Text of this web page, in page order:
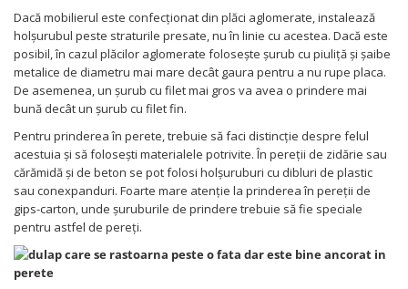
Produse Sub 50 Lei
Resigilate
Dacă mobilierul este confecționat din plăci aglomerate, instalează
holșurubul peste straturile presate, nu în linie cu acestea. Dacă este
posibil, în cazul plăcilor aglomerate folosește șurub cu piuliță și șaibe
metalice de diametru mai mare decât gaura pentru a nu rupe placa.
De asemenea, un șurub cu filet mai gros va avea o prindere mai
bună decât un șurub cu filet fin.
Pentru prinderea în perete, trebuie să faci distincție despre felul
acestuia și să folosești materialele potrivite. În pereții de zidărie sau
cărămidă și de beton se pot folosi holșuruburi cu dibluri de plastic
sau conexpanduri. Foarte mare atenție la prinderea în pereții de
gips-carton, unde șuruburile de prindere trebuie să fie speciale
pentru astfel de pereți.